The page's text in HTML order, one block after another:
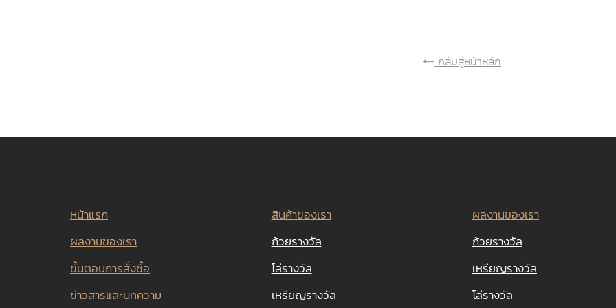
กลับสู่หน้าหลัก
หน้าแรก
ผลงานของเรา
ขั้นตอนการสั่งซื้อ
ข่าวสารและบทความ
สินค้าของเรา
ถ้วยรางวัล
โล่รางวัล
เหรียญรางวัล
ผลงานของเรา
ถ้วยรางวัล
เหรียญรางวัล
โล่รางวัล